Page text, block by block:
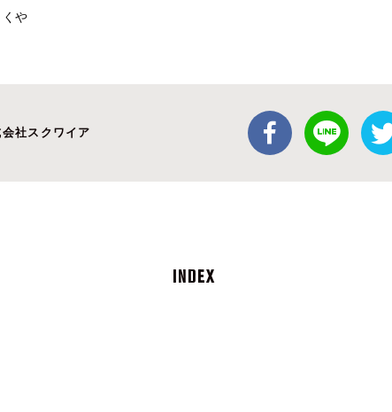
くや
社スクワイア
INDEX